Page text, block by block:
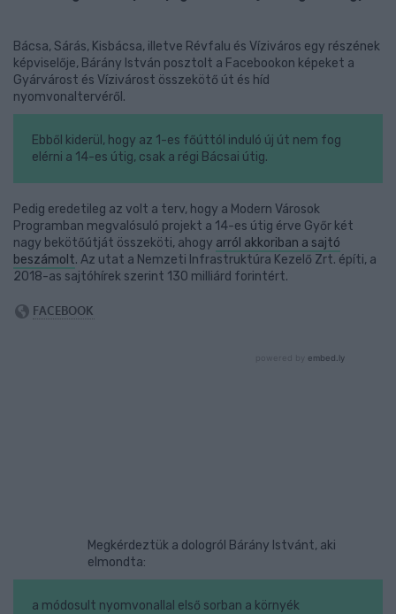
Bácsa, Sárás, Kisbácsa, illetve Révfalu és Víziváros egy részének
képviselője, Bárány István posztolt a Facebookon képeket a
Gyárvárost és Vízivárost összekötő út és híd
nyomvonaltervéről.
Ebből kiderül, hogy az 1-es főúttól induló új út nem fog
elérni a 14-es útig, csak a régi Bácsai útig.
Pedig eredetileg az volt a terv, hogy a Modern Városok
Programban megvalósuló projekt a 14-es útig érve Győr két
nagy bekötőútját összeköti, ahogy arról akkoriban a sajtó
beszámolt. Az utat a Nemzeti Infrastruktúra Kezelő Zrt. építi, a
2018-as sajtóhírek szerint 130 milliárd forintért.
Megkérdeztük a dologról Bárány Istvánt, aki
elmondta:
a módosult nyomvonallal első sorban a környék